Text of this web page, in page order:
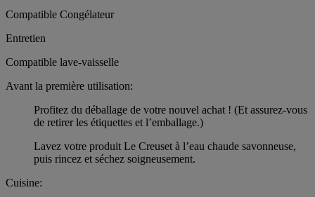
Compatible Congélateur
Entretien
Compatible lave-vaisselle
Avant la première utilisation:
Profitez du déballage de votre nouvel achat ! (Et assurez-vous
de retirer les étiquettes et l’emballage.)
Lavez votre produit Le Creuset à l’eau chaude savonneuse,
puis rincez et séchez soigneusement.
Cuisine: